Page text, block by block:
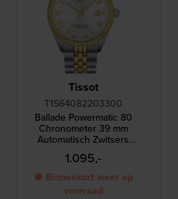
Tissot
T1564082203300
Ballade Powermatic 80
Chronometer 39 mm
Automatisch Zwitsers
horloge met 80 uur
gangreserve en COSC-
certificering
1.095,-
● Binnenkort weer op
voorraad